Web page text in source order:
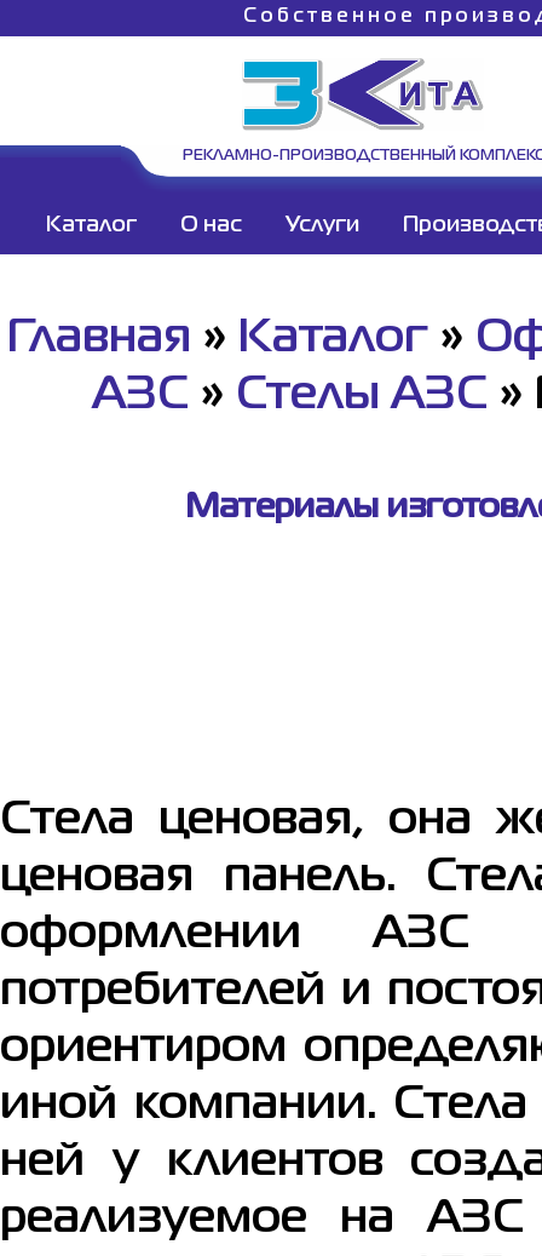
Собственное
РЕКЛАМНО-ПРОИЗВОДСТВЕННЫЙ
Каталог О нас Услуги
Главная » Каталог»
АЗС » Стелы АЗС »
Материалы
Стела ценовая, она
ценовая панель.
оформлении АЗС
потребителей и
ориентиром
иной компании.
ней у клиентов
реализуемое на АЗС